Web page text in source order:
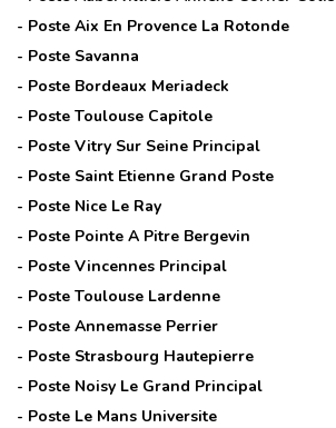
- Poste Aix En Provence La Rotonde
- Poste Savanna
- Poste Bordeaux Meriadeck
- Poste Toulouse Capitole
- Poste Vitry Sur Seine Principal
- Poste Saint Etienne Grand Poste
- Poste Nice Le Ray
- Poste Pointe A Pitre Bergevin
- Poste Vincennes Principal
- Poste Toulouse Lardenne
- Poste Annemasse Perrier
- Poste Strasbourg Hautepierre
- Poste Noisy Le Grand Principal
- Poste Le Mans Universite